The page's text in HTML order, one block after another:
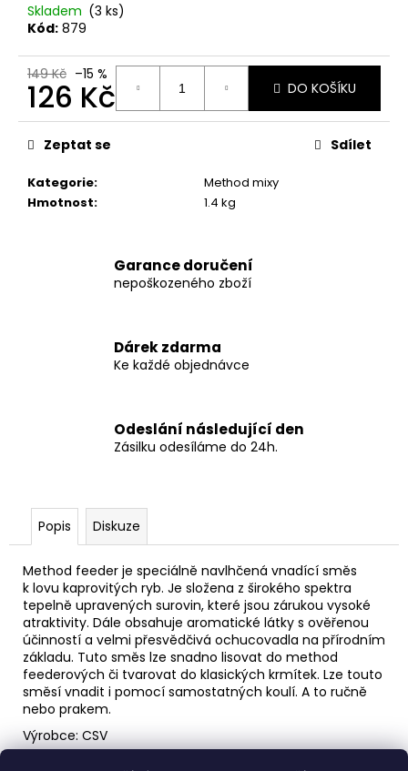
Skladem (3 ks)
Kód: 879
149 Kč –15 %
126 Kč
Měrná
cena:
DO KOŠÍKU
Kategorie:
Method mixy
Hmotnost: 1.4 kg
Zeptat se Sdílet
Garance doručení
nepoškozeného zboží
Dárek zdarma
Ke každé objednávce
Odeslání následující den
Zásilku odesíláme do 24h.
Popis Diskuze
Method feeder je speciálně navlhčená vnadící směs
k lovu kaprovitých ryb. Je složena z širokého spektra
tepelně upravených surovin, které jsou zárukou vysoké
atraktivity. Dále obsahuje aromatické látky s ověřenou
účinností a velmi přesvědčivá ochucovadla na přírodním
základu. Tuto směs lze snadno lisovat do method
feederových či tvarovat do klasických krmítek. Lze touto
směsí vnadit i pomocí samostatných koulí. A to ručně
nebo prakem.
Výrobce: CSV
e
m
e
ODPOČÍVADLO
MAGIC
CAT
ŠEDÉ
35X40X54CM
594